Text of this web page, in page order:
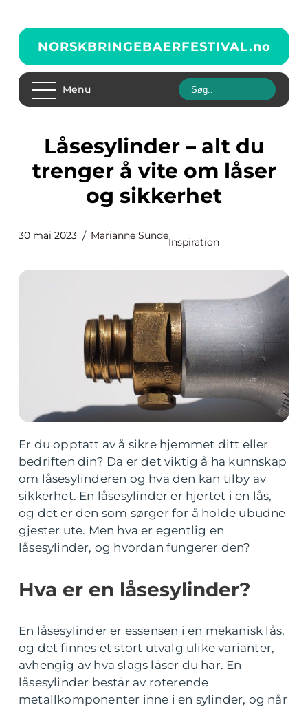
NORSKBRINGEBAERFESTIVAL.no
Menu
Låsesylinder – alt du
trenger å vite om låser
og sikkerhet
30 mai 2023 Marianne Sunde
Inspiration
Er du opptatt av å sikre hjemmet ditt eller
bedriften din? Da er det viktig å ha kunnskap
om låsesylinderen og hva den kan tilby av
sikkerhet. En låsesylinder er hjertet i en lås,
og det er den som sørger for å holde ubudne
gjester ute. Men hva er egentlig en
låsesylinder, og hvordan fungerer den?
Hva er en låsesylinder?
En låsesylinder er essensen i en mekanisk lås,
og det finnes et stort utvalg ulike varianter,
avhengig av hva slags låser du har. En
låsesylinder består av roterende
metallkomponenter inne i en sylinder, og når